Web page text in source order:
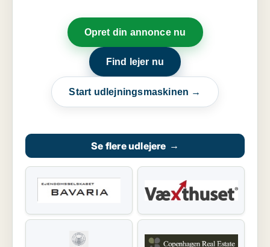
Opret din annonce nu
Find lejer nu
Start udlejningsmaskinen →
Se flere udlejere →